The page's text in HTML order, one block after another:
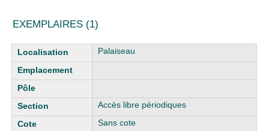
EXEMPLAIRES (1)
Liste des exemplaires Palaiseau
Accès libre périodiques
Sans cote